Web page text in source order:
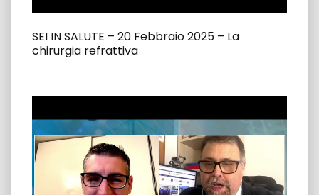
SEI IN SALUTE – 20 Febbraio 2025 – La
chirurgia refrattiva